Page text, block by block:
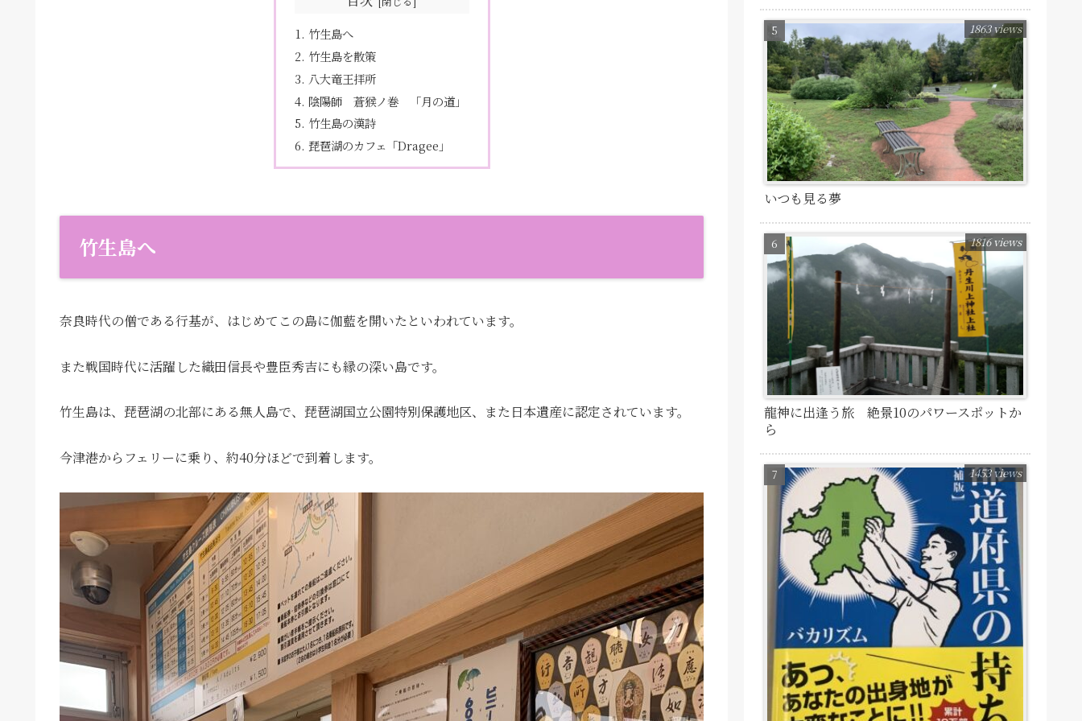
竹生島へ
竹生島を散策
八大竜王拝所
陰陽師 蒼猴ノ巻 「月の道」
竹生島の漢詩
琵琶湖のカフェ「Dragee」
竹生島へ
奈良時代の僧である行基が、はじめてこの島に伽藍を開いたといわれています。
また戦国時代に活躍した織田信長や豊臣秀吉にも縁の深い島です。
竹生島は、琵琶湖の北部にある無人島で、琵琶湖国立公園特別保護地区、また日本遺産に認定されています。
今津港からフェリーに乗り、約40分ほどで到着します。
いつも見る夢
1863 views
龍神に出逢う旅 絶景10のパワースポットか
ら
1816 views
1453 views